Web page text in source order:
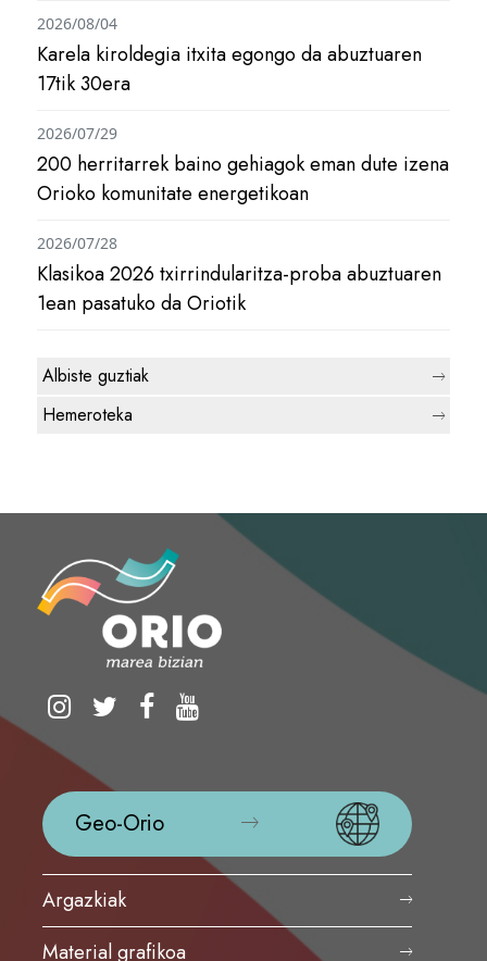
Karela kiroldegia itxita egongo da abuztuaren
17tik 30era
2026/08/04
200 herritarrek baino gehiagok eman dute izena
Orioko komunitate energetikoan
2026/07/29
Klasikoa 2026 txirrindularitza-proba abuztuaren
1ean pasatuko da Oriotik
2026/07/28
Albiste guztiak
Hemeroteka
Geo-Orio
Argazkiak
Material grafikoa